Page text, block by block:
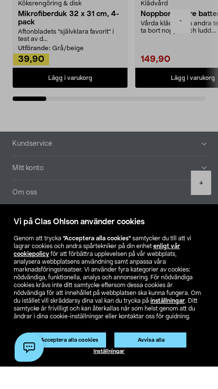
Vi på Clas Ohlson använder cookies
Genom att trycka ”Acceptera alla cookies” samtycker du till att vi
lagrar cookies och andra spårtekniker på din enhet enligt vår
cookiepolicy för att förbättra upplevelsen på vår webbplats,
analysera webbplatsens användning samt anpassa våra
marknadsföringsinsatser. Vi använder fyra kategorier av cookies:
nödvändiga, funktionella, analys och annonsering. För nödvändiga
cookies krävs inte ditt samtycke eftersom dessa cookies är
nödvändiga för att innehållet på webbplatsen ska kunna fungera. Om
du istället vill skräddarsy dina val kan du trycka på inställningar. Ditt
samtycke är frivilligt och kan återkallas när som helst genom att du
ändrar i dina cookie-inställningar eller kontaktar oss för guidning.
Acceptera alla cookies Avvisa alla
Inställningar
-
+
Köksrengöring & disk
Mikrofiberduk 32 x 31 cm, 4-
pack
Aftonbladets "självklara favorit” i
test av d...
Utförande: Grå/beige
39,90
Lägg i varukorg
Klädvård
Noppborttagare
Vårda kläder och andra
ta bort noppor och ludd.
149,90
Lägg i varukorg
Sidfot
Kundservice
Mitt konto
Om oss
Aktuellt
Våra bolag
Hitta butik
SE NO FI
Köpvillkor Privacy statement Klubbvillkor